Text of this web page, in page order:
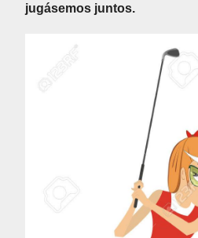
jugásemos juntos.